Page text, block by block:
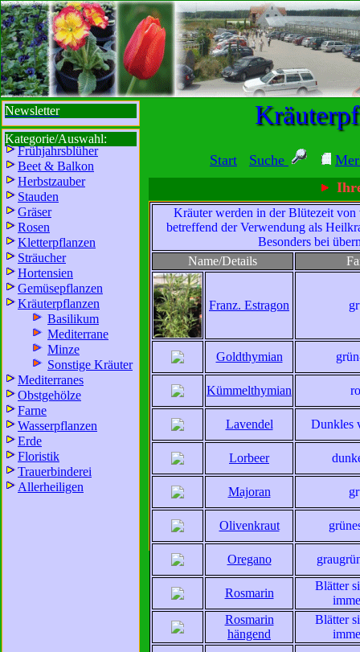
sbisbbib
Start Suche
Newsletter
Kategorie/Auswahl:
Frühjahrsblüher
Beet & Balkon
Herbstzauber
Stauden
Gräser
Rosen
Kletterpflanzen
Sträucher
Hortensien
Gemüsepflanzen
Kräuterpflanzen
Basilikum
Mediterrane
Minze
Sonstige Kräuter
Mediterranes
Obstgehölze
Farne
Wasserpflanzen
Erde
Floristik
Trauerbinderei
Allerheiligen
Wir sind für Sie da:
Mo - Fr:
Sa: 8 - 13 Uhr
und freuen uns auf
Ihren Besuch.
Ihre
Mit der Nutzung unserer Dienste
zur
Kräuter werden in der Blütezeit
betreffend der Verwendung als
Besonders bei
Name/Details
Franz. Estragon
Goldthymian
Kümmelthymian
Lavendel Dunkles
Lorbeer
Majoran
Olivenkraut
Oregano
Rosmarin
Blätter
Rosmarin
hängend
Blätter